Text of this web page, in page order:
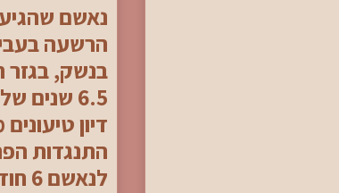
נאשם
הרשעה
בנשק, בגזר
6.5
דיון
התנגדות
לנאשם 6 חודשים ממאסרו.